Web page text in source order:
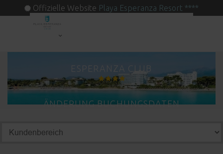
Offizielle Website Playa Esperanza Resort ****
ESPERANZA CLUB
ÄNDERUNG BUCHUNGSDATEN